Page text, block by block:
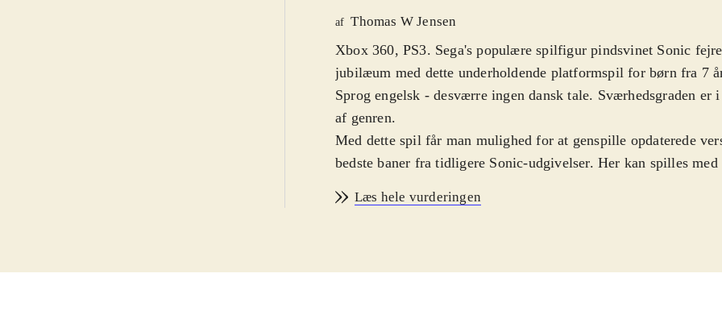
af Thomas W Jensen
Xbox 360, PS3. Sega's populære spilfigur pindsvinet Sonic
jubilæum med dette underholdende platformspil for børn fra 7
Sprog engelsk - desværre ingen dansk tale. Sværhedsgraden er
af genren.
Med dette spil får man mulighed for at genspille opdaterede
bedste baner fra tidligere Sonic-udgivelser. Her kan spilles med
selvfølgelig er i 3D. En historie om Sonic's venner, der
avancerede. Der er mange smut- og omveje, så man oplever
Læs hele vurderingen